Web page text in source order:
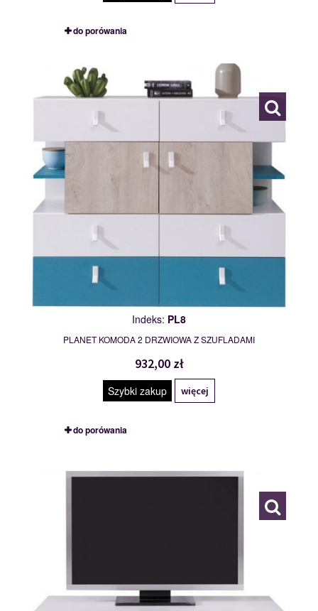
do porówania
116844
Indeks: PL8
PLANET KOMODA 2 DRZWIOWA Z SZUFLADAMI
932,00 zł
Szybki zakup więcej
do porówania
116846